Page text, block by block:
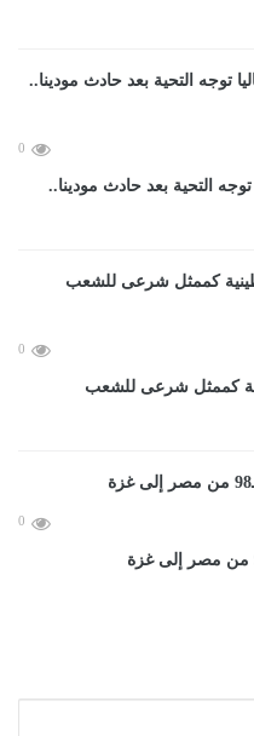
0
التحية بعد حادث مودينا..
0
كممثل شرعى للشعب
0